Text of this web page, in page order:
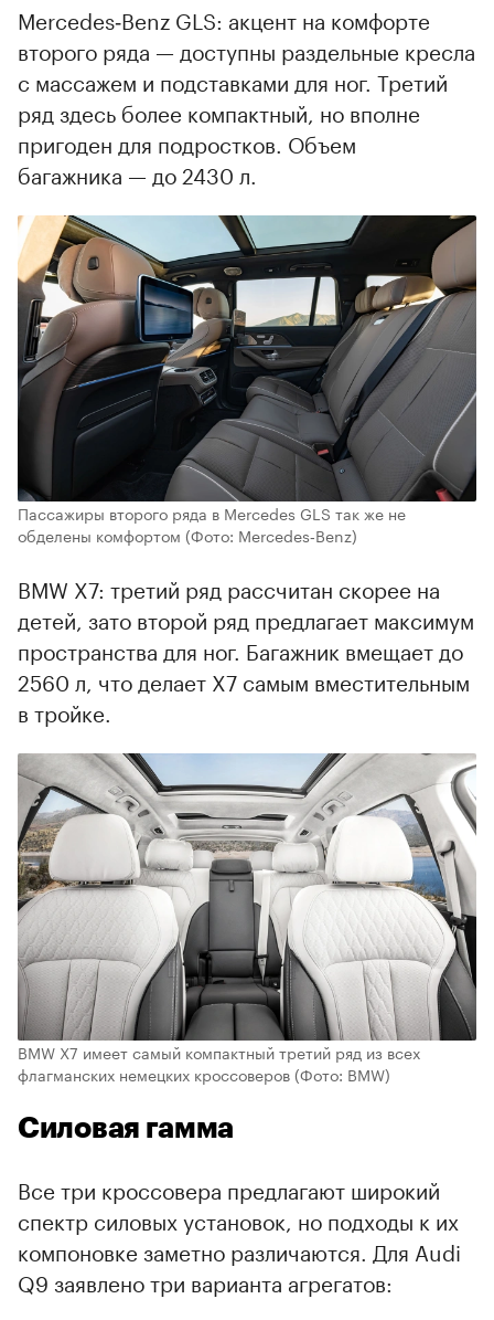
Mercedes‑Benz GLS: акцент на комфорте
второго ряда — доступны раздельные кресла
с массажем и подставками для ног. Третий
ряд здесь более компактный, но вполне
пригоден для подростков. Объем
багажника — до 2430 л.
Пассажиры второго ряда в Mercedes GLS так же не
обделены комфортом (Фото: Mercedes‑Benz)
BMW X7: третий ряд рассчитан скорее на
детей, зато второй ряд предлагает максимум
пространства для ног. Багажник вмещает до
2560 л, что делает X7 самым вместительным
в тройке.
BMW X7 имеет самый компактный третий ряд из всех
флагманских немецких кроссоверов(Фото: BMW)
Силовая гамма
Все три кроссовера предлагают широкий
спектр силовых установок, но подходы к их
компоновке заметно различаются. Для Audi
Q9 заявлено три варианта агрегатов: